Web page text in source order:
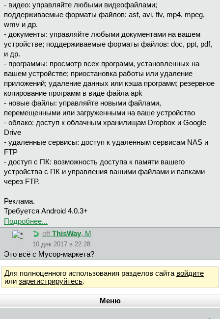
- видео: управляйте любыми видеофайлами;
поддерживаемые форматы файлов: asf, avi, flv, mp4, mpeg,
wmv и др.
- документы: управляйте любыми документами на вашем
устройстве; поддерживаемые форматы файлов: doc, ppt, pdf,
и др.
- программы: просмотр всех программ, установленных на
вашем устройстве; приостановка работы или удаление
приложений; удаление данных или кэша программ; резервное
копирование программ в виде файла apk
- новые файлы: управляйте новыми файлами,
перемещенными или загруженными на ваше устройство
- облако: доступ к облачным хранилищам Dropbox и Google
Drive
- удаленные сервисы: доступ к удаленным сервисам NAS и
FTP
- доступ с ПК: возможность доступа к памяти вашего
устройства с ПК и управления вашими файлами и папками
через FTP.
Реклама.
Требуется Android 4.0.3+
Подробнее...
off ThisWay, М
10 дек 2017 в 22:28
Это всё с Мусор-маркета?
Для полноценного использования разделов сайта войдите
или зарегистрируйтесь.
Меню